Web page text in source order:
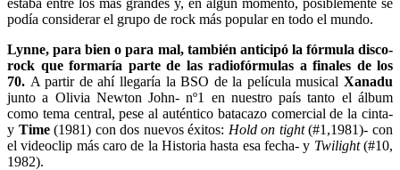
podía considerar el grupo de rock más popular en todo el mundo.
Lynne, para bien o para mal, también anticipó la fórmula disco-
rock que formaría parte de las radiofórmulas a finales de los
70. A partir de ahí llegaría la BSO de la película musical Xanadu
junto a Olivia Newton John- nº1 en nuestro país tanto el álbum
como tema central, pese al auténtico batacazo comercial de la cinta-
y Time(1981) con dos nuevos éxitos: Hold on tight(#1,1981)- con
el videoclip más caro de la Historia hasta esa fecha- y Twilight(#10,
1982).